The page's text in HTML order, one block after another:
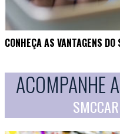
CONHEÇA AS VANTAGENS
ACOMPANHE